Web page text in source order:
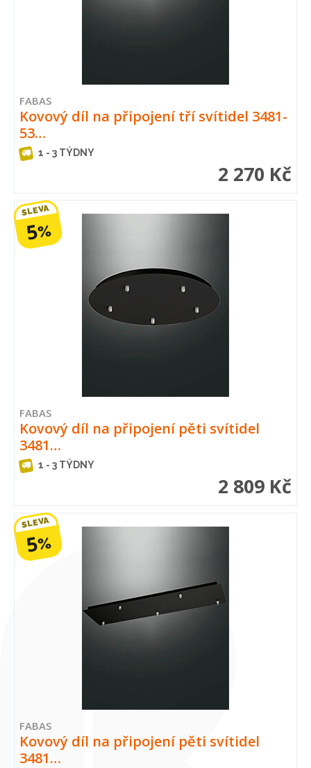
FABAS
Kovový díl na připojení tří svítidel 3481-
53…
1 - 3 TÝDNY
2 270 Kč
SLEVA
5%
FABAS
Kovový díl na připojení pěti svítidel
3481…
1 - 3 TÝDNY
2 809 Kč
SLEVA
5%
FABAS
Kovový díl na připojení pěti svítidel
3481…